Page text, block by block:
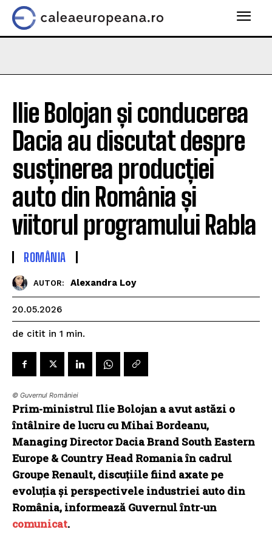
Ilie Bolojan și conducerea
Dacia au discutat despre
susținerea producției
auto din România și
viitorul programului Rabla
ROMÂNIA
AUTOR: Alexandra Loy
20.05.2026
de citit in 1 min.
© Guvernul României
Prim-ministrul Ilie Bolojan a avut astăzi o
întâlnire de lucru cu Mihai Bordeanu,
Managing Director Dacia Brand South Eastern
Europe & Country Head Romania în cadrul
Groupe Renault, discuțiile fiind axate pe
evoluția și perspectivele industriei auto din
România, informează Guvernul într-un
comunicat.